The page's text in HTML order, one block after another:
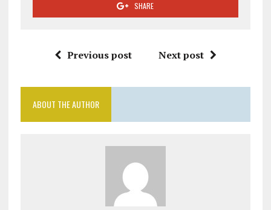
SHARE
Previous post Next post
ABOUT THE AUTHOR